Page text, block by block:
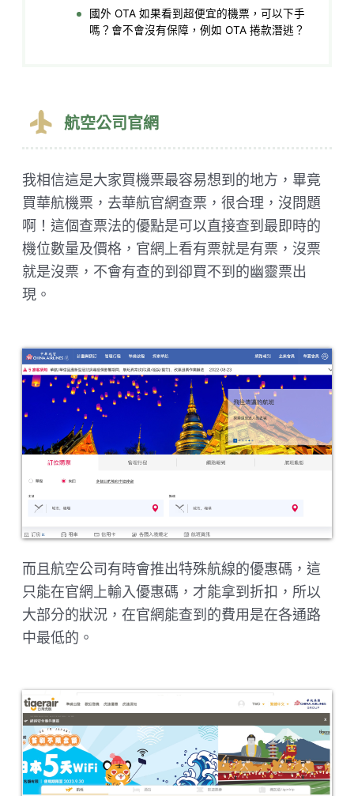
國外 OTA 如果看到超便宜的機票，可以下手
嗎？會不會沒有保障，例如 OTA 捲款潛逃？
航空公司官網
我相信這是大家買機票最容易想到的地方，畢竟
買華航機票，去華航官網查票，很合理，沒問題
啊！這個查票法的優點是可以直接查到最即時的
機位數量及價格，官網上看有票就是有票，沒票
就是沒票，不會有查的到卻買不到的幽靈票出
現。
而且航空公司有時會推出特殊航線的優惠碼，這
只能在官網上輸入優惠碼，才能拿到折扣，所以
大部分的狀況，在官網能查到的費用是在各通路
中最低的。